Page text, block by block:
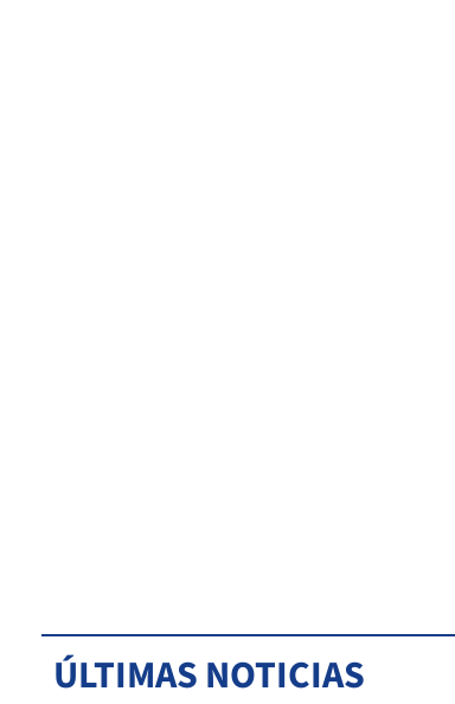
ÚLTIMAS NOTICIAS